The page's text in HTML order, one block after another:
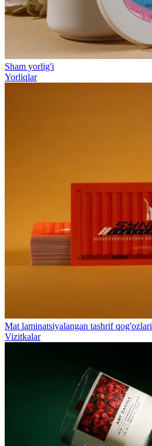
Sham yorlig'i
Yorliqlar
Mat laminatsiyalangan tashrif qog'ozlari
Vizitkalar